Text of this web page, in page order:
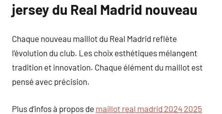
jersey du Real Madrid nouveau
Chaque nouveau maillot du Real Madrid reflète
l’évolution du club. Les choix esthétiques mélangent
tradition et innovation. Chaque élément du maillot est
pensé avec précision.
Plus d’infos à propos de maillot real madrid 2024 2025